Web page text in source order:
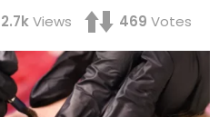
2.7kViews 469 Votes